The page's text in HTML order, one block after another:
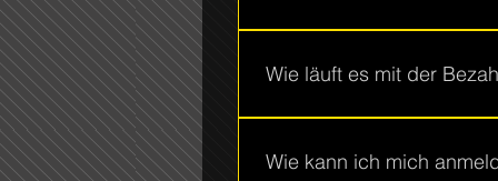
bestimmen. Nehmen Sie
Wie läuft es mit der
bezahlen.
Wie kann ich mich